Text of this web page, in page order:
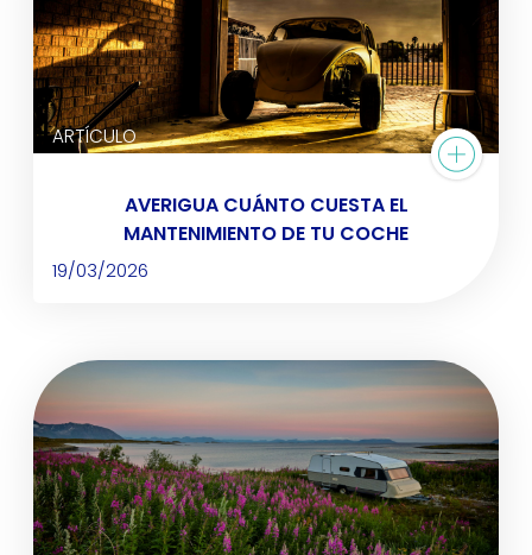
ARTÍCULO
AVERIGUA CUÁNTO CUESTA EL
MANTENIMIENTO DE TU COCHE
19/03/2026